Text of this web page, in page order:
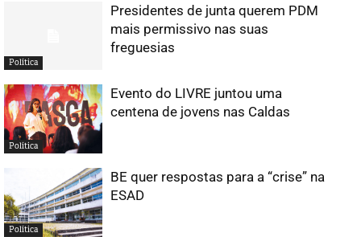
Política
Presidentes de junta querem PDM
mais permissivo nas suas
freguesias
Política
Evento do LIVRE juntou uma
centena de jovens nas Caldas
Política
BE quer respostas para a “crise” na
ESAD